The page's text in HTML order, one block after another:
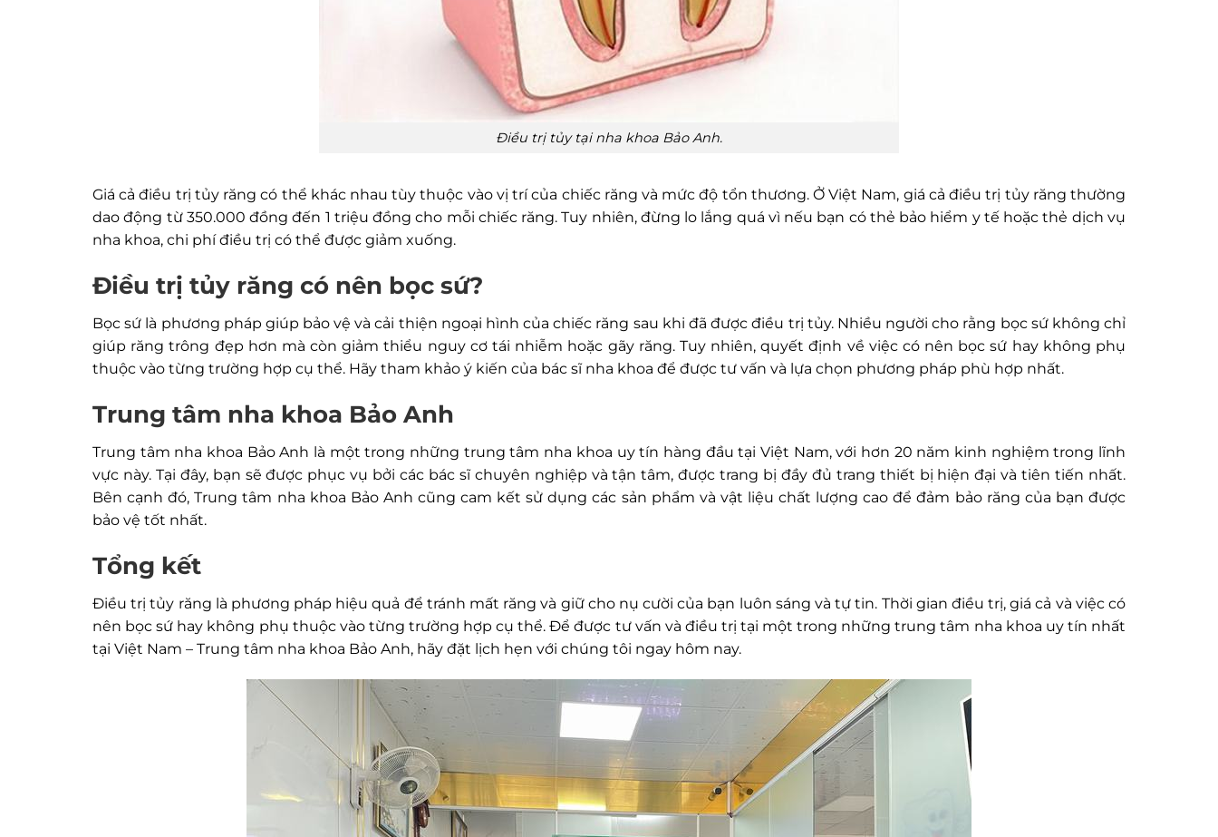
Điều trị tủy tại nha khoa Bảo Anh.
Giá cả điều trị tủy răng có thể khác nhau tùy thuộc vào vị trí của chiếc răng và mức độ tổn thương. Ở Việt Nam, giá cả điều trị tủy răng thường
dao động từ 350.000 đồng đến 1 triệu đồng cho mỗi chiếc răng. Tuy nhiên, đừng lo lắng quá vì nếu bạn có thẻ bảo hiểm y tế hoặc thẻ dịch vụ
nha khoa, chi phí điều trị có thể được giảm xuống.
Điều trị tủy răng có nên bọc sứ?
Bọc sứ là phương pháp giúp bảo vệ và cải thiện ngoại hình của chiếc răng sau khi đã được điều trị tủy. Nhiều người cho rằng bọc sứ không chỉ
giúp răng trông đẹp hơn mà còn giảm thiểu nguy cơ tái nhiễm hoặc gãy răng. Tuy nhiên, quyết định về việc có nên bọc sứ hay không phụ
thuộc vào từng trường hợp cụ thể. Hãy tham khảo ý kiến ​​của bác sĩ nha khoa để được tư vấn và lựa chọn phương pháp phù hợp nhất.
Trung tâm nha khoa Bảo Anh
Trung tâm nha khoa Bảo Anh là một trong những trung tâm nha khoa uy tín hàng đầu tại Việt Nam, với hơn 20 năm kinh nghiệm trong lĩnh
vực này. Tại đây, bạn sẽ được phục vụ bởi các bác sĩ chuyên nghiệp và tận tâm, được trang bị đầy đủ trang thiết bị hiện đại và tiên tiến nhất.
Bên cạnh đó, Trung tâm nha khoa Bảo Anh cũng cam kết sử dụng các sản phẩm và vật liệu chất lượng cao để đảm bảo răng của bạn được
bảo vệ tốt nhất.
Tổng kết
Điều trị tủy răng là phương pháp hiệu quả để tránh mất răng và giữ cho nụ cười của bạn luôn sáng và tự tin. Thời gian điều trị, giá cả và việc có
nên bọc sứ hay không phụ thuộc vào từng trường hợp cụ thể. Để được tư vấn và điều trị tại một trong những trung tâm nha khoa uy tín nhất
tại Việt Nam – Trung tâm nha khoa Bảo Anh, hãy đặt lịch hẹn với chúng tôi ngay hôm nay.